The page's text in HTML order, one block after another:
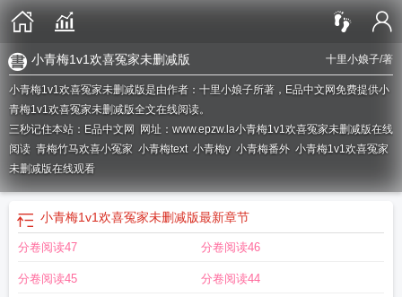
十里小娘子/著
小青梅1v1欢喜冤家未删减版
小青梅1v1欢喜冤家未删减版是由作者：十里小娘子所著，E品中文网免费提供小
青梅1v1欢喜冤家未删减版全文在线阅读。
三秒记住本站：E品中文网 网址：www.epzw.la小青梅1v1欢喜冤家未删减版在线
阅读 青梅竹马欢喜小冤家 小青梅text 小青梅y 小青梅番外 小青梅1v1欢喜冤家
未删减版在线观看
小青梅1v1欢喜冤家未删减版最新章节
分卷阅读47 分卷阅读46
分卷阅读45 分卷阅读44